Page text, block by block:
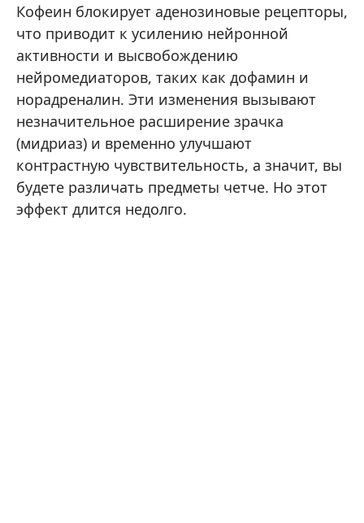
Кофеин блокирует аденозиновые рецепторы,
что приводит к усилению нейронной
активности и высвобождению
нейромедиаторов, таких как дофамин и
норадреналин. Эти изменения вызывают
незначительное расширение зрачка
(мидриаз) и временно улучшают
контрастную чувствительность, а значит, вы
будете различать предметы четче. Но этот
эффект длится недолго.